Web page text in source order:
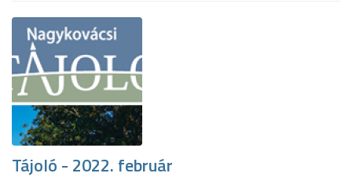
Tájoló - 2022. február